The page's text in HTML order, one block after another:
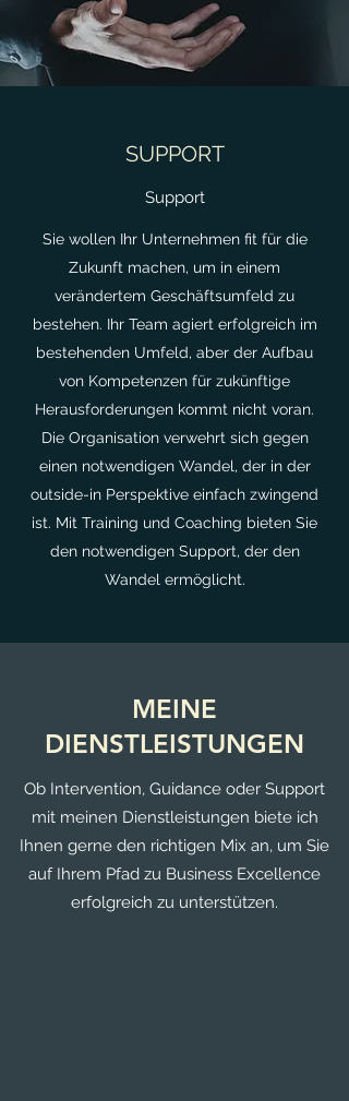
SUPPORT
Support
Sie wollen Ihr Unternehmen fit für die
Zukunft machen, um in einem
verändertem Geschäftsumfeld zu
bestehen. Ihr Team agiert erfolgreich im
bestehenden Umfeld, aber der Aufbau
von Kompetenzen für zukünftige
Herausforderungen kommt nicht voran.
Die Organisation verwehrt sich gegen
einen notwendigen Wandel, der in der
outside-in Perspektive einfach zwingend
ist. Mit Training und Coaching bieten Sie
den notwendigen Support, der den
Wandel ermöglicht.
MEINE
DIENSTLEISTUNGEN
Ob Intervention, Guidance oder Support
mit meinen Dienstleistungen biete ich
Ihnen gerne den richtigen Mix an, um Sie
auf Ihrem Pfad zu Business Excellence
erfolgreich zu unterstützen.